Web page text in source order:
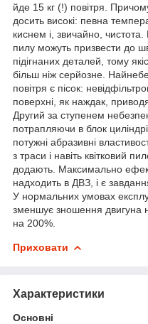
йде 15 кг (!) повітря.
досить високі: певна
киснем і, звичайно, чистота.
пилу можуть призвести до
підігнаних деталей, тому
більш ніж серйозне.
повітря є пісок:
поверхні, як наждак,
Другий за ступенем
потрапляючи в блок
потужні абразивні
з траси і навіть квітковий
додають. Максимально
надходить в ДВЗ, і є
У нормальних умовах
зменшує зношення двигуна
на 200%.
Приховати
Характеристики
Основні